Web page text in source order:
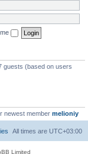
guests (based on users
newest member melioniy
All times are UTC+03:00
Limited